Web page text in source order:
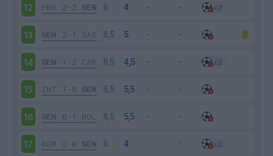
12 FRO 2-2 GEN
13 GEN 2-1 SAS
14 GEN 1-2 CAR
15 INT 1-0 GEN
16 GEN 0-1 BOL
17 ROM 2-0 GEN